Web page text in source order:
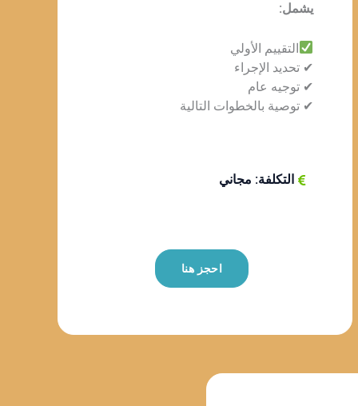
يشمل:
التقييم الأولي
✔ تحديد الإجراء
✔ توجيه عام
✔ توصية بالخطوات التالية
التكلفة: مجاني
احجز هنا